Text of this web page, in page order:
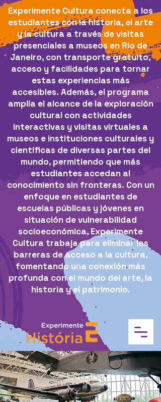
Experimente Cultura conecta a los
estudiantes con la historia, el arte
y la cultura a través de visitas
presenciales a museos en Río de
Janeiro, con transporte gratuito,
acceso y facilidades para tornar
estas experiencias más
accesibles. Además, el programa
amplía el alcance de la exploración
cultural con actividades
interactivas y visitas virtuales a
museos e instituciones culturales y
científicas de diversas partes del
mundo, permitiendo que más
estudiantes accedan al
conocimiento sin fronteras. Con un
enfoque en estudiantes de
escuelas públicas y jóvenes en
situación de vulnerabilidad
socioeconómica, Experimente
Cultura trabaja para eliminar las
barreras de acceso a la cultura,
fomentando una conexión más
profunda con el mundo del arte, la
historia y el patrimonio.